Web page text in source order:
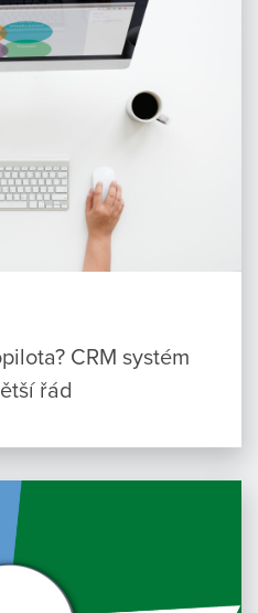
CRM systém
řád